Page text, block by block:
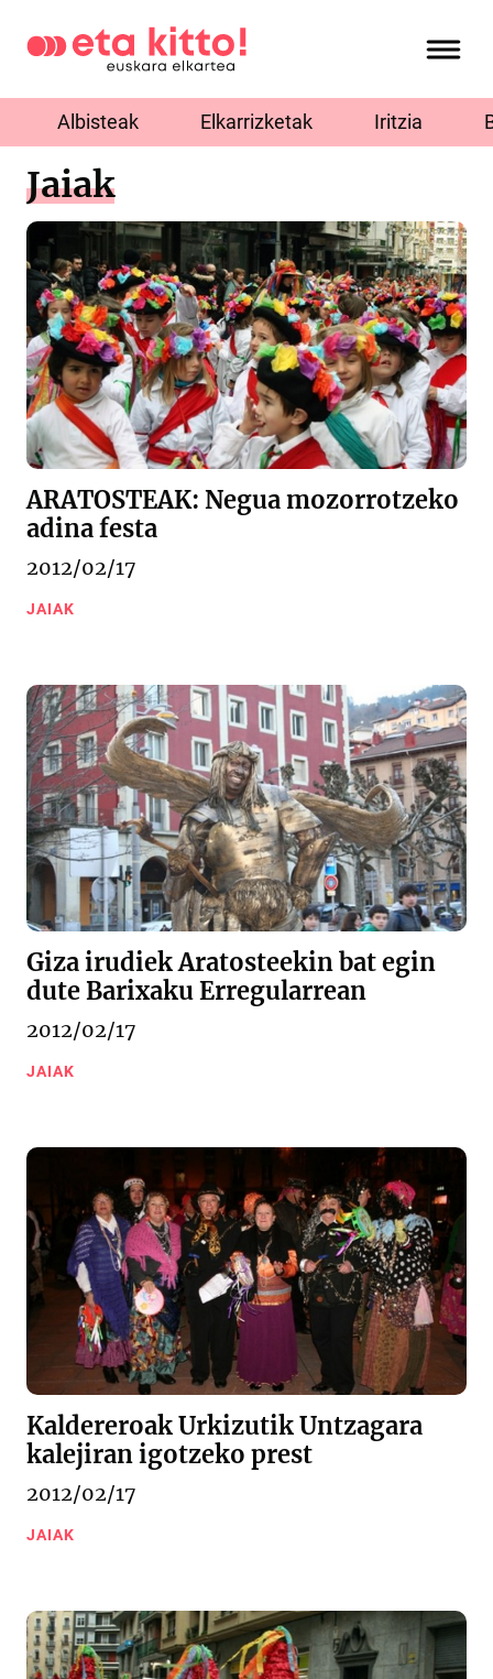
Albisteak Elkarrizketak Iritzia
Jaiak
ARATOSTEAK: Negua mozorrotzeko
adina festa
2012/02/17
JAIAK
Giza irudiek Aratosteekin bat egin
dute Barixaku Erregularrean
2012/02/17
JAIAK
Kaldereroak Urkizutik Untzagara
kalejiran igotzeko prest
2012/02/17
JAIAK